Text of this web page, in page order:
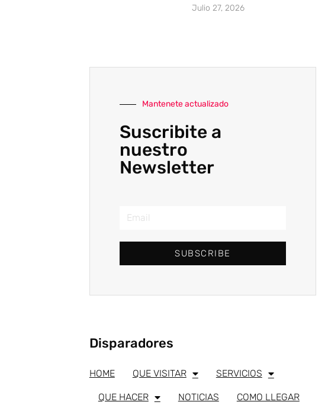
Julio 27, 2026
Mantenete actualizado
Suscribite a
nuestro
Newsletter
SUBSCRIBE
Disparadores
HOME QUE VISITAR SERVICIOS
QUE HACER NOTICIAS COMO LLEGAR